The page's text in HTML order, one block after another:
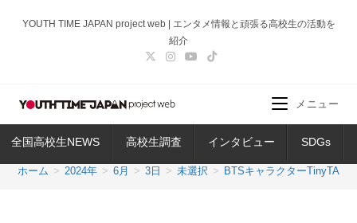
ス
ッ
YOUTH TIME JAPAN project web | エンタメ情報と頑張る高校生の活動を
紹介
全国高校生NEWS 高校生調査 インタビュー SDGs
メニュー
ホーム > 2024年 > 6月 > 3日 > 未選択 > BTSキャラクターTinyTAN